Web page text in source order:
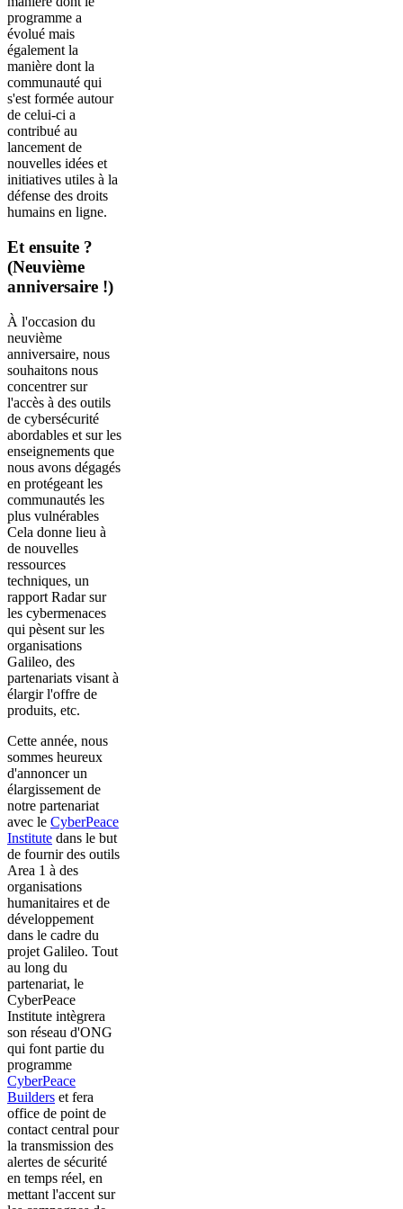
programme a
évolué mais
également la
manière dont la
communauté qui
s'est formée autour
de celui-ci a
contribué au
lancement de
nouvelles idées et
initiatives utiles à la
défense des droits
humains en ligne.
Et ensuite ?
(Neuvième
anniversaire !)
À l'occasion du
neuvième
anniversaire, nous
souhaitons nous
concentrer sur
l'accès à des outils
de cybersécurité
abordables et sur les
enseignements que
nous avons dégagés
en protégeant les
communautés les
plus vulnérables
Cela donne lieu à
de nouvelles
ressources
techniques, un
rapport Radar sur
les cybermenaces
qui pèsent sur les
organisations
Galileo, des
partenariats visant à
élargir l'offre de
produits, etc.
Cette année, nous
sommes heureux
d'annoncer un
élargissement de
notre partenariat
avec le CyberPeace
Institute dans le but
de fournir des outils
Area 1 à des
organisations
humanitaires et de
développement
dans le cadre du
projet Galileo. Tout
au long du
partenariat, le
CyberPeace
Institute intègrera
son réseau d'ONG
qui font partie du
programme
CyberPeace
Builders et fera
office de point de
contact central pour
la transmission des
alertes de sécurité
en temps réel, en
mettant l'accent sur